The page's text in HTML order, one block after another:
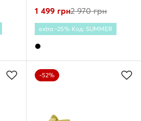
1 499 грн2 970грн
extra -25% Код: SUMMER
-52%